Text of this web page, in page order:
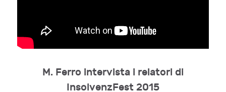
M. Ferro intervista i relatori di
InsolvenzFest 2015